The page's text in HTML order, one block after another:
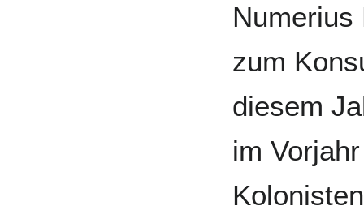
Numerius
zum
diesem
im